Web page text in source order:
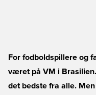
For fodboldspillere og
været på VM i
det bedste fra alle.